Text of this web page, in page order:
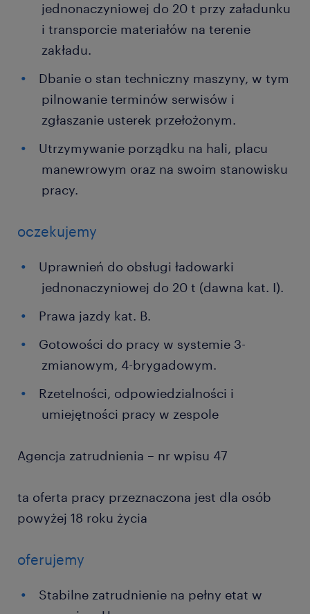
jednonaczyniowej do 20 t przy załadunku
i transporcie materiałów na terenie
zakładu.
Dbanie o stan techniczny maszyny, w tym
pilnowanie terminów serwisów i
zgłaszanie usterek przełożonym.
Utrzymywanie porządku na hali, placu
manewrowym oraz na swoim stanowisku
pracy.
oczekujemy
Uprawnień do obsługi ładowarki
jednonaczyniowej do 20 t (dawna kat. I).
Prawa jazdy kat. B.
Gotowości do pracy w systemie 3-
zmianowym, 4-brygadowym.
Rzetelności, odpowiedzialności i
umiejętności pracy w zespole
Agencja zatrudnienia – nr wpisu 47
ta oferta pracy przeznaczona jest dla osób
powyżej 18 roku życia
oferujemy
Stabilne zatrudnienie na pełny etat w